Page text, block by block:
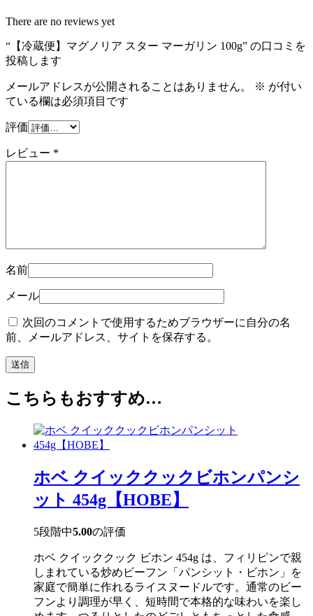
There are no reviews yet
“【冷蔵便】マグノリア スター マーガリン 100g” の口コミを
投稿します
メールアドレスが公開されることはありません。 ※ が付い
ている欄は必須項目です
評価
レビュー *
名前
メール
次回のコメントで使用するためブラウザーに自分の名
前、メールアドレス、サイトを保存する。
こちらもおすすめ…
ホベ クイッククックビホンパンシ
ット 454g【HOBE】
5段階中5.00の評価
ホベ クイッククック ビホン 454g は、フィリピンで親
しまれている炒めビーフン「パンシット・ビホン」を
家庭で簡単に作れるライスヌードルです。通常のビー
フンより調理が早く、短時間で本格的な味わいを楽し